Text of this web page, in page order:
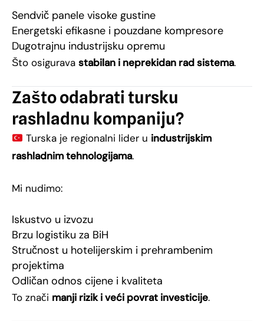
Sendvič panele visoke gustine
Energetski efikasne i pouzdane kompresore
Dugotrajnu industrijsku opremu
Što osigurava stabilan i neprekidan rad sistema.
Zašto odabrati tursku
rashladnu kompaniju?
Turska je regionalni lider u industrijskim
rashladnim tehnologijama.
Mi nudimo:
Iskustvo u izvozu
Brzu logistiku za BiH
Stručnost u hotelijerskim i prehrambenim
projektima
Odličan odnos cijene i kvaliteta
To znači manji rizik i veći povrat investicije.